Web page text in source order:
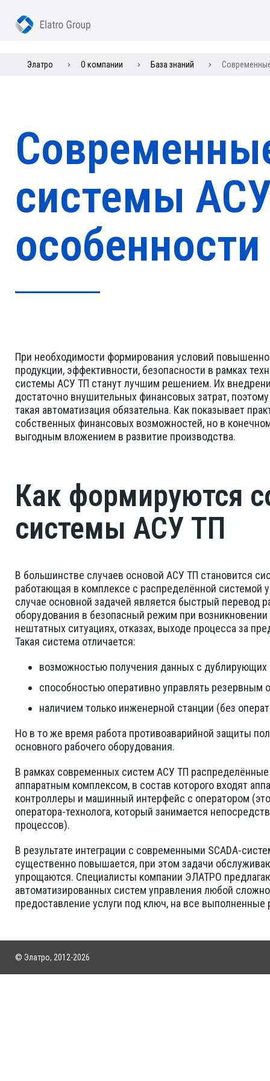
Элатро О компании База знаний
системы
особенности
При необходимости формирования условий
продукции, эффективности, безопасности в рамках
системы АСУ ТП станут лучшим решением. Их
достаточно внушительных финансовых затрат,
такая автоматизация обязательна. Как показывает
собственных финансовых возможностей, но в
выгодным вложением в развитие производства.
Как формируются
системы АСУ ТП
В большинстве случаев основой АСУ ТП становится
работающая в комплексе с распределённой системой
случае основной задачей является быстрый перевод
оборудования в безопасный режим при
нештатных ситуациях, отказах, выходе процесса за
Такая система отличается:
возможностью получения данных с дублирующих
способностью оперативно управлять резервным
наличием только инженерной станции (без
Но в то же время работа противоаварийной защиты
основного рабочего оборудования.
В рамках современных систем АСУ ТП
аппаратным комплексом, в состав которого входят
контроллеры и машинный интерфейс с оператором
оператора-технолога, который занимается
процессов).
В результате интеграции с современными SCADA-
существенно повышается, при этом задачи
упрощаются. Специалисты компании ЭЛАТРО
автоматизированных систем управления любой
предоставление услуги под ключ, на все выполненные
© Элатро, 2012-2026